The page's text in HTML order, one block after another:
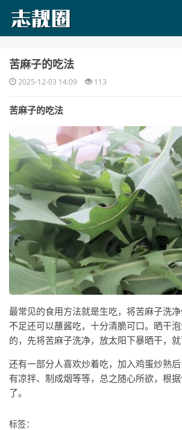
​苦麻子的吃法
2025-12-03 14:09 113
苦麻子的吃法
最常见的食用方法就是生吃，将苦麻子洗
不足还可以蘸酱吃，十分清脆可口。晒干
的，先将苦麻子洗净，放太阳下暴晒干，就
还有一部分人喜欢炒着吃，加入鸡蛋炒熟
有凉拌、制成烟等等，总之随心所欲，根
了。
标签：